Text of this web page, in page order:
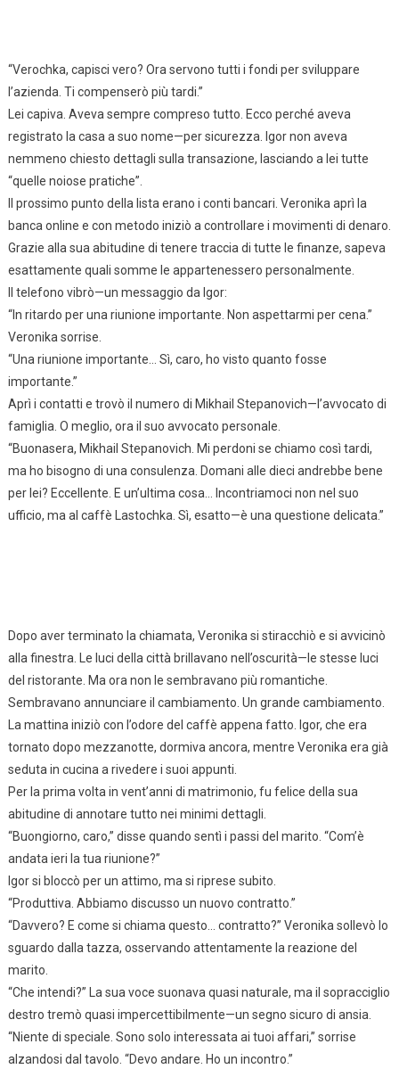
“Verochka, capisci vero? Ora servono tutti i fondi per sviluppare
l’azienda. Ti compenserò più tardi.”
Lei capiva. Aveva sempre compreso tutto. Ecco perché aveva
registrato la casa a suo nome—per sicurezza. Igor non aveva
nemmeno chiesto dettagli sulla transazione, lasciando a lei tutte
“quelle noiose pratiche”.
Il prossimo punto della lista erano i conti bancari. Veronika aprì la
banca online e con metodo iniziò a controllare i movimenti di denaro.
Grazie alla sua abitudine di tenere traccia di tutte le finanze, sapeva
esattamente quali somme le appartenessero personalmente.
Il telefono vibrò—un messaggio da Igor:
“In ritardo per una riunione importante. Non aspettarmi per cena.”
Veronika sorrise.
“Una riunione importante… Sì, caro, ho visto quanto fosse
importante.”
Aprì i contatti e trovò il numero di Mikhail Stepanovich—l’avvocato di
famiglia. O meglio, ora il suo avvocato personale.
“Buonasera, Mikhail Stepanovich. Mi perdoni se chiamo così tardi,
ma ho bisogno di una consulenza. Domani alle dieci andrebbe bene
per lei? Eccellente. E un’ultima cosa… Incontriamoci non nel suo
ufficio, ma al caffè Lastochka. Sì, esatto—è una questione delicata.”
Dopo aver terminato la chiamata, Veronika si stiracchiò e si avvicinò
alla finestra. Le luci della città brillavano nell’oscurità—le stesse luci
del ristorante. Ma ora non le sembravano più romantiche.
Sembravano annunciare il cambiamento. Un grande cambiamento.
La mattina iniziò con l’odore del caffè appena fatto. Igor, che era
tornato dopo mezzanotte, dormiva ancora, mentre Veronika era già
seduta in cucina a rivedere i suoi appunti.
Per la prima volta in vent’anni di matrimonio, fu felice della sua
abitudine di annotare tutto nei minimi dettagli.
“Buongiorno, caro,” disse quando sentì i passi del marito. “Com’è
andata ieri la tua riunione?”
Igor si bloccò per un attimo, ma si riprese subito.
“Produttiva. Abbiamo discusso un nuovo contratto.”
“Davvero? E come si chiama questo… contratto?” Veronika sollevò lo
sguardo dalla tazza, osservando attentamente la reazione del
marito.
“Che intendi?” La sua voce suonava quasi naturale, ma il sopracciglio
destro tremò quasi impercettibilmente—un segno sicuro di ansia.
“Niente di speciale. Sono solo interessata ai tuoi affari,” sorrise
alzandosi dal tavolo. “Devo andare. Ho un incontro.”